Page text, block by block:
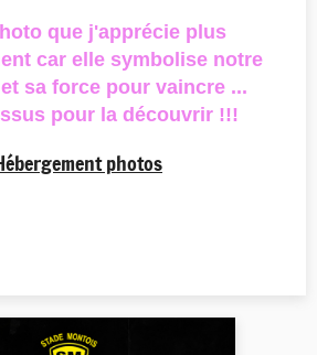
que j'apprécie plus
car elle symbolise notre
sa force pour vaincre ...
pour la découvrir !!!